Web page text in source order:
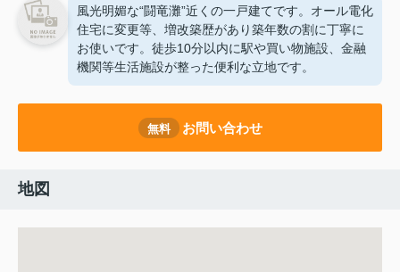
風光明媚な“闘竜灘”近くの一戸建てです。オール電化
住宅に変更等、増改築歴があり築年数の割に丁寧に
お使いです。徒歩10分以内に駅や買い物施設、金融
機関等生活施設が整った便利な立地です。
無料 お問い合わせ
地図